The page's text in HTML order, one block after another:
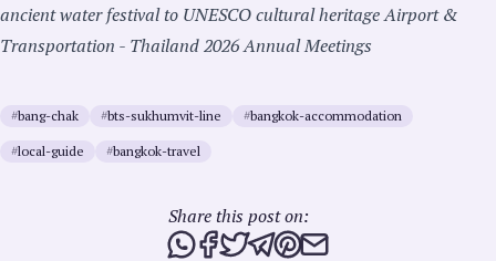
ancient water festival to UNESCO cultural heritageAirport &
Transportation - Thailand 2026 Annual Meetings
#bang-chak #bts-sukhumvit-line #bangkok-accommodation
#local-guide #bangkok-travel
Share this post on:
Share this post via WhatsApp
Share this post on Facebook
Tweet this post
Share this post via
Share this post on
Share this post via